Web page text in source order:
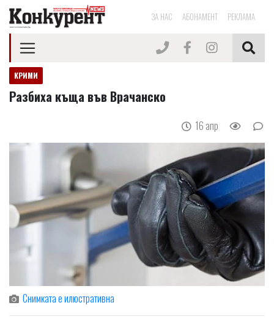
ЗА НАС АБОНАМЕНТ РЕКЛАМА
КРИМИ
Разбиха къща във Врачанско
16 апр
Снимката е илюстративна